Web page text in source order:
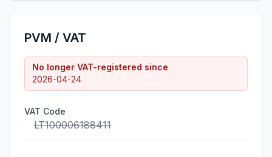
PVM / VAT
No longer VAT-registered since
2026-04-24
VAT Code
LT100006188411